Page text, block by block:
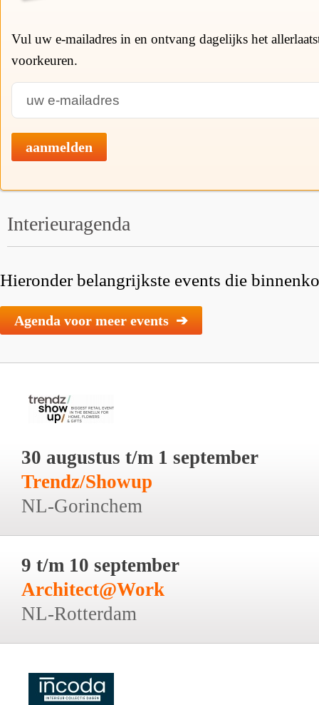
Vul uw e-mailadres in en ontvang dagelijks het
voorkeuren.
aanmelden
Interieuragenda
Hieronder belangrijkste events die
Agenda voor meer events ➔
30 augustus t/m 1 september
Trendz/Showup
NL-Gorinchem
9 t/m 10 september
Architect@Work
NL-Rotterdam